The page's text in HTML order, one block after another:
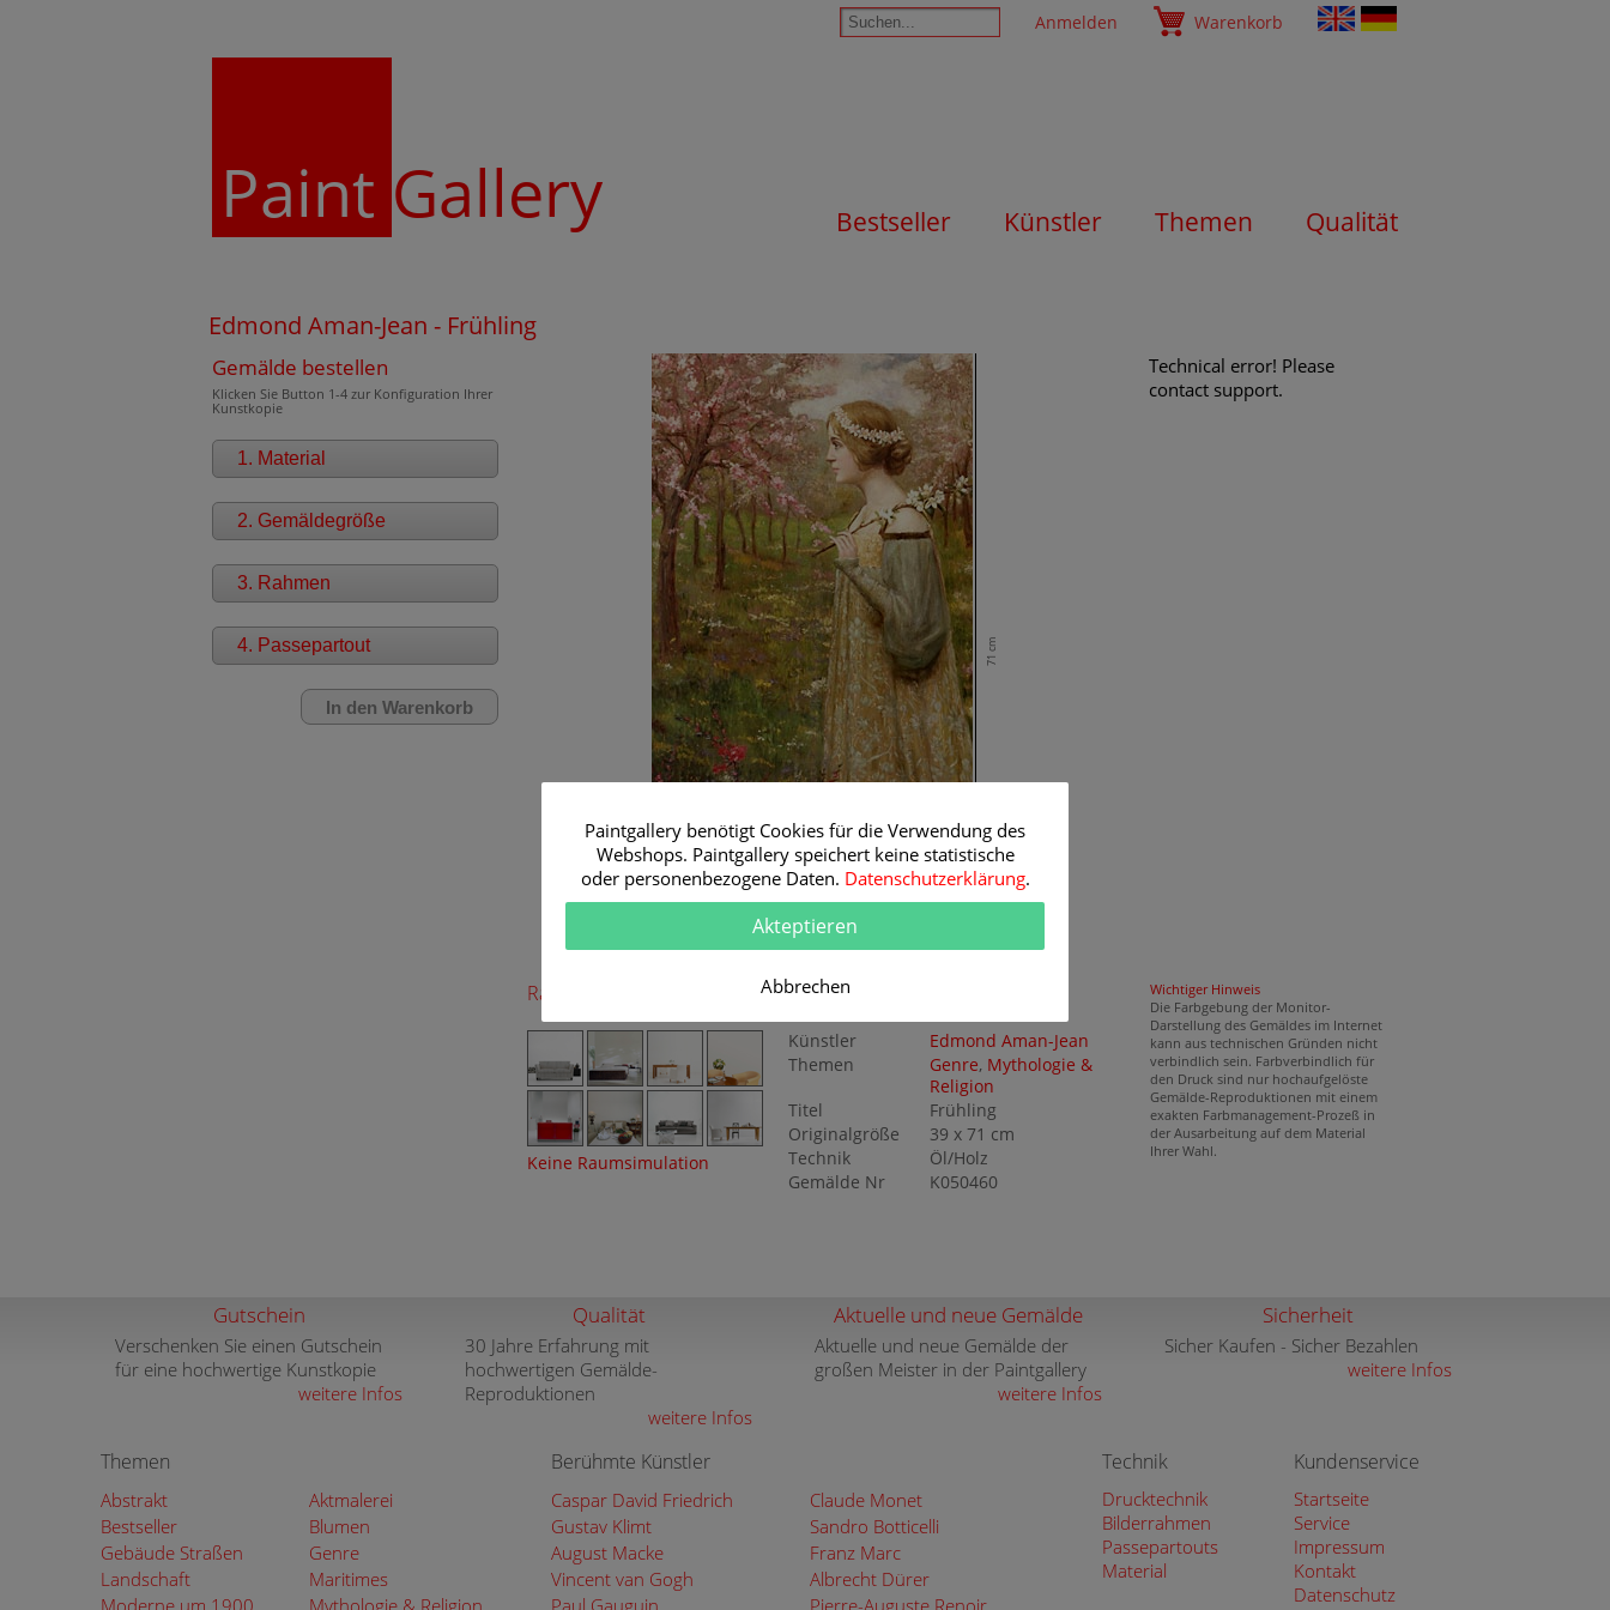
Anmelden Warenkorb
Paint Gallery Bestseller Künstler Themen Qualität
Edmond Aman-Jean - Frühling
Gemälde bestellen
Klicken Sie Button 1-4 zur Konfiguration Ihrer
Kunstkopie
1. Material
2. Gemäldegröße
3. Rahmen
4. Passepartout 71 cm
Technical error! Please
contact support.
Raum-Simulation
Keine Raumsimulation
Originalgemälde
Künstler
Edmond Aman-Jean
Themen
Genre, Mythologie &
Religion
Titel
Frühling
Originalgröße
39 x 71 cm
Technik
Öl/Holz
Gemälde Nr
K050460
Wichtiger Hinweis
Die Farbgebung der Monitor-
Darstellung des Gemäldes im Internet
kann aus technischen Gründen nicht
verbindlich sein. Farbverbindlich für
den Druck sind nur hochaufgelöste
Gemälde-Reproduktionen mit einem
exakten Farbmanagement-Prozeß in
der Ausarbeitung auf dem Material
Ihrer Wahl.
Gutschein
Verschenken Sie einen Gutschein
für eine hochwertige Kunstkopie
weitere Infos
Qualität
30 Jahre Erfahrung mit
hochwertigen Gemälde-
Reproduktionen
weitere Infos
Aktuelle und neue Gemälde
Aktuelle und neue Gemälde der
großen Meister in der Paintgallery
weitere Infos
Sicherheit
Sicher Kaufen - Sicher Bezahlen
weitere Infos
Themen
Abstrakt
Aktmalerei
Bestseller
Blumen
Gebäude Straßen
Genre
Landschaft
Maritimes
Moderne um 1900
Mythologie & Religion
Berühmte Künstler
Caspar David Friedrich
Claude Monet
Gustav Klimt
Sandro Botticelli
August Macke
Franz Marc
Vincent van Gogh
Albrecht Dürer
Paul Gauguin
Pierre-Auguste Renoir
Technik
Drucktechnik
Bilderrahmen
Passepartouts
Material
Kundenservice
Startseite
Service
Impressum
Kontakt
Datenschutz
Paintgallery benötigt Cookies für die Verwendung des
Webshops. Paintgallery speichert keine statistische
oder personenbezogene Daten. Datenschutzerklärung.
Akteptieren
Abbrechen